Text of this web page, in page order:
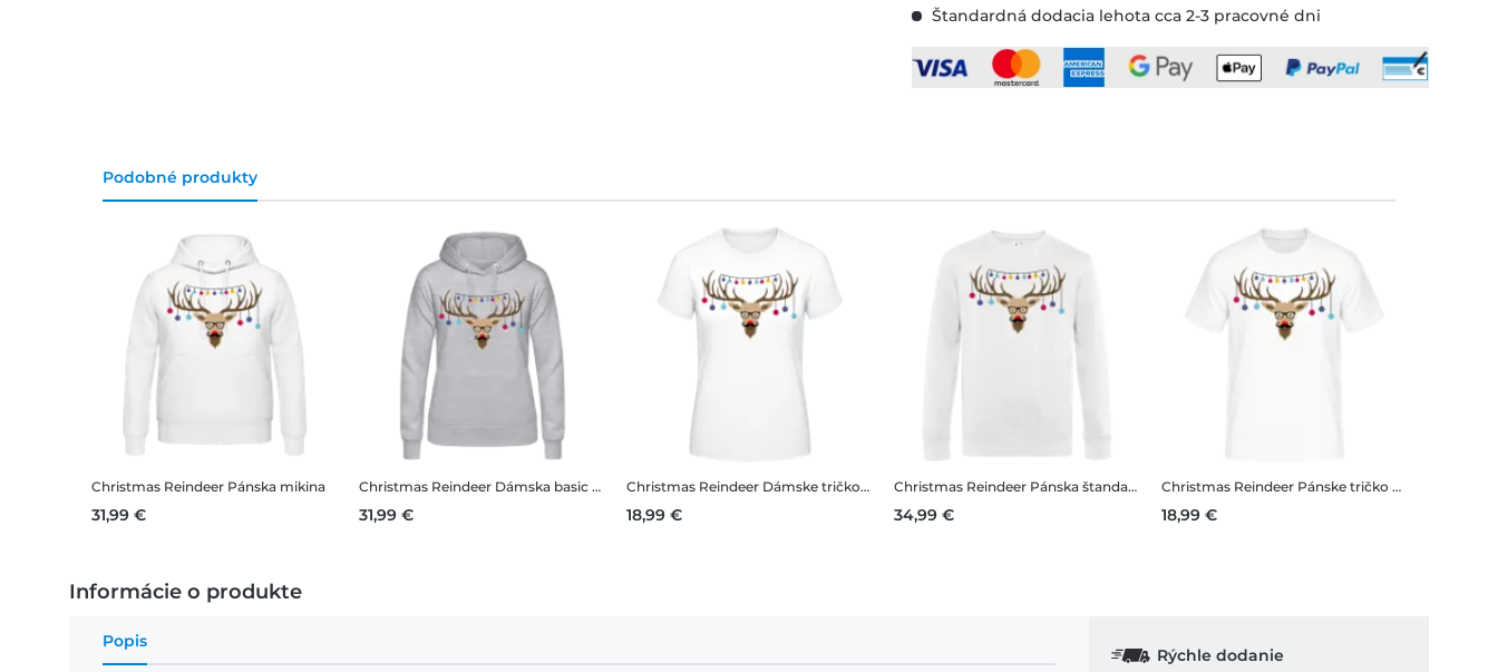
Štandardná dodacia lehota cca 2-3 pracovné dni
Podobné produkty
Christmas Reindeer Pánska mikina
31,99 €
Christmas Reindeer Dámska basic mikina s kapucňou
31,99 €
Christmas Reindeer Dámske tričko B&C
18,99 €
Christmas Reindeer Pánska štandardná mikina
34,99 €
Christmas Reindeer Pánske tričko B&C
18,99 €
Informácie o produkte
Popis
Rýchle dodanie